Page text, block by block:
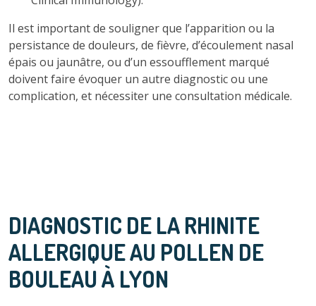
Il est important de souligner que l’apparition ou la
persistance de douleurs, de fièvre, d’écoulement nasal
épais ou jaunâtre, ou d’un essoufflement marqué
doivent faire évoquer un autre diagnostic ou une
complication, et nécessiter une consultation médicale.
DIAGNOSTIC DE LA RHINITE
ALLERGIQUE AU POLLEN DE
BOULEAU À LYON